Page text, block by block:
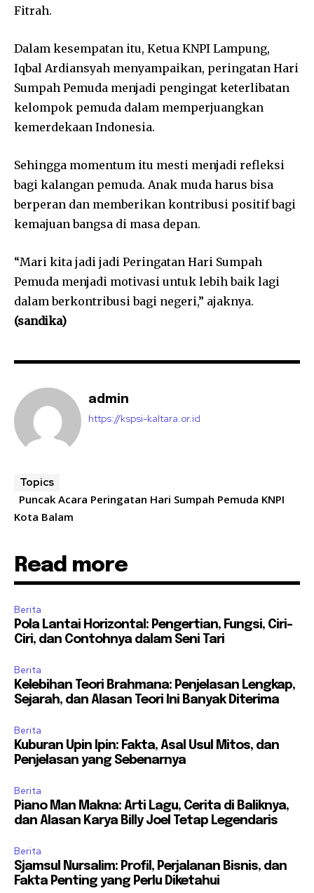
Fitrah.
Dalam kesempatan itu, Ketua KNPI Lampung,
Iqbal Ardiansyah menyampaikan, peringatan Hari
Sumpah Pemuda menjadi pengingat keterlibatan
kelompok pemuda dalam memperjuangkan
kemerdekaan Indonesia.
Sehingga momentum itu mesti menjadi refleksi
bagi kalangan pemuda. Anak muda harus bisa
berperan dan memberikan kontribusi positif bagi
kemajuan bangsa di masa depan.
“Mari kita jadi jadi Peringatan Hari Sumpah
Pemuda menjadi motivasi untuk lebih baik lagi
dalam berkontribusi bagi negeri,” ajaknya.
(sandika)
admin
https://kspsi-kaltara.or.id
Topics
Puncak Acara Peringatan Hari Sumpah Pemuda KNPI
Kota Balam
Read more
Berita
Pola Lantai Horizontal: Pengertian, Fungsi, Ciri-
Ciri, dan Contohnya dalam Seni Tari
Berita
Kelebihan Teori Brahmana: Penjelasan Lengkap,
Sejarah, dan Alasan Teori Ini Banyak Diterima
Berita
Kuburan Upin Ipin: Fakta, Asal Usul Mitos, dan
Penjelasan yang Sebenarnya
Berita
Piano Man Makna: Arti Lagu, Cerita di Baliknya,
dan Alasan Karya Billy Joel Tetap Legendaris
Berita
Sjamsul Nursalim: Profil, Perjalanan Bisnis, dan
Fakta Penting yang Perlu Diketahui